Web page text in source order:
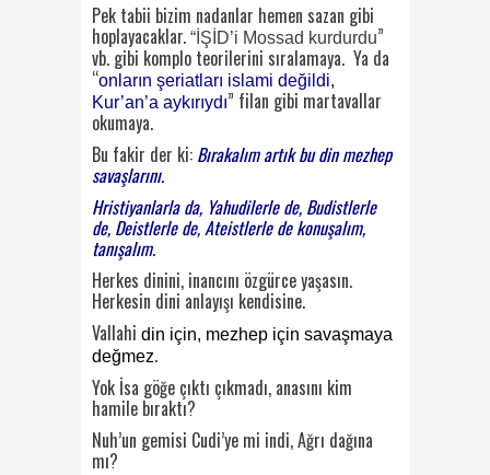
Pek tabii bizim nadanlar hemen sazan gibi
hoplayacaklar. “İŞİD’i Mossad kurdurdu”
vb. gibi komplo teorilerini sıralamaya. Ya da
“onların şeriatları islami değildi,
Kur’an’a aykırıydı” filan gibi martavallar
okumaya.
Bu fakir der ki: Bırakalım artık bu din mezhep
savaşlarını.
Hristiyanlarla da, Yahudilerle de, Budistlerle
de, Deistlerle de, Ateistlerle de konuşalım,
tanışalım.
Herkes dinini, inancını özgürce yaşasın.
Herkesin dini anlayışı kendisine.
Vallahi din için, mezhep için savaşmaya
değmez.
Yok İsa göğe çıktı çıkmadı, anasını kim
hamile bıraktı?
Nuh’un gemisi Cudi’ye mi indi, Ağrı dağına
mı?